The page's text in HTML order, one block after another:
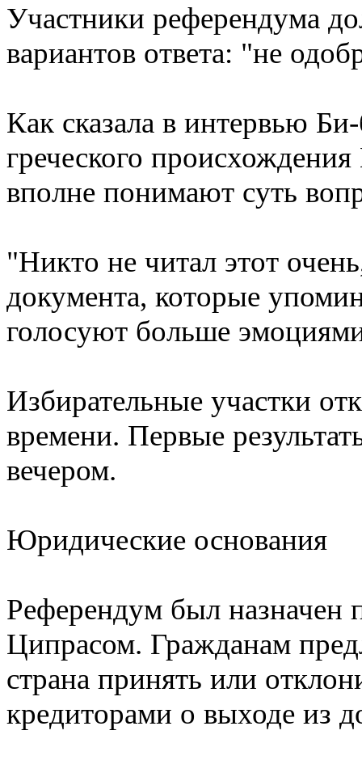
Участники референдума
вариантов ответа: "не
Как сказала в интервью
греческого
вполне понимают суть
"Никто не читал этот
документа, которые
голосуют больше
Избирательные участки
времени. Первые
вечером.
Юридические основания
Референдум был назначен
Ципрасом. Гражданам
страна принять или
кредиторами о выходе из